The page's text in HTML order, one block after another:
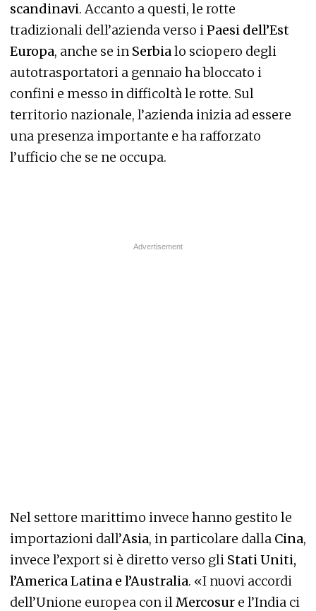
scandinavi. Accanto a questi, le rotte
tradizionali dell’azienda verso iPaesi dell’Est
Europa, anche se in Serbialo sciopero degli
autotrasportatori a gennaio ha bloccato i
confini e messo in difficoltà le rotte. Sul
territorio nazionale, l’azienda inizia ad essere
una presenza importante e ha rafforzato
l’ufficio che se ne occupa.
Nel settore marittimo invece hanno gestito le
importazioni dall’Asia, in particolare dalla Cina,
invece l’export si è diretto verso gli Stati Uniti,
l’America Latina e l’Australia. «I nuovi accordi
dell’Unione europea con ilMercosur e l’India ci